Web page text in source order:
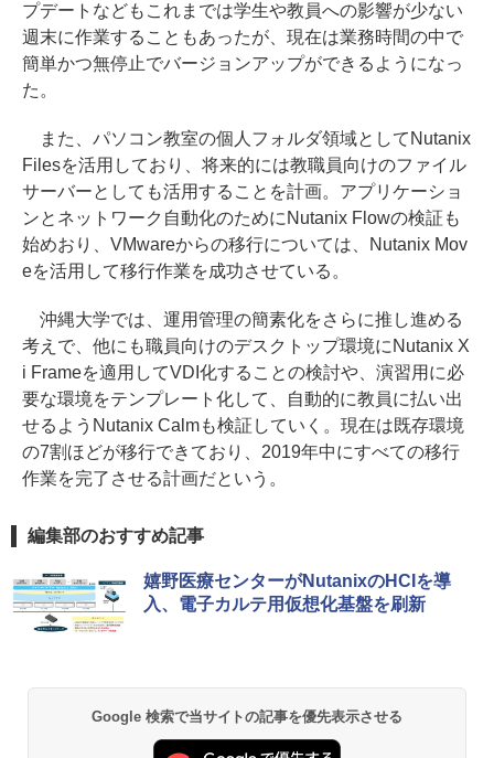
プデートなどもこれまでは学生や教員への影響が少ない
週末に作業することもあったが、現在は業務時間の中で
簡単かつ無停止でバージョンアップができるようになっ
た。
また、パソコン教室の個人フォルダ領域としてNutanix
Filesを活用しており、将来的には教職員向けのファイル
サーバーとしても活用することを計画。アプリケーショ
ンとネットワーク自動化のためにNutanix Flowの検証も
始めおり、VMwareからの移行については、Nutanix Mov
eを活用して移行作業を成功させている。
沖縄大学では、運用管理の簡素化をさらに推し進める
考えで、他にも職員向けのデスクトップ環境にNutanix X
i Frameを適用してVDI化することの検討や、演習用に必
要な環境をテンプレート化して、自動的に教員に払い出
せるようNutanix Calmも検証していく。現在は既存環境
の7割ほどが移行できており、2019年中にすべての移行
作業を完了させる計画だという。
編集部のおすすめ記事
嬉野医療センターがNutanixのHCIを導
入、電子カルテ用仮想化基盤を刷新
Google 検索で当サイトの記事を優先表示させる